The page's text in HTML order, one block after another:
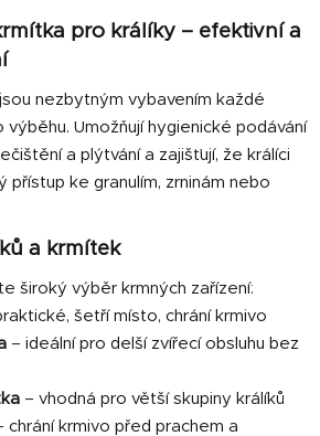
l
a
c
í
p
k
v
ý
p
s
u
pro králíky – efektivní a
nezbytným vybavením každé
výběhu. Umožňují hygienické podávání
a plýtvání a zajišťují, že králíci
přístup ke granulím, zrninám nebo
a krmítek
široký výběr krmných zařízení:
šetří místo, chrání krmivo
– ideální pro delší zvířecí obsluhu bez
– vhodná pro větší skupiny králíků
chrání krmivo před prachem a